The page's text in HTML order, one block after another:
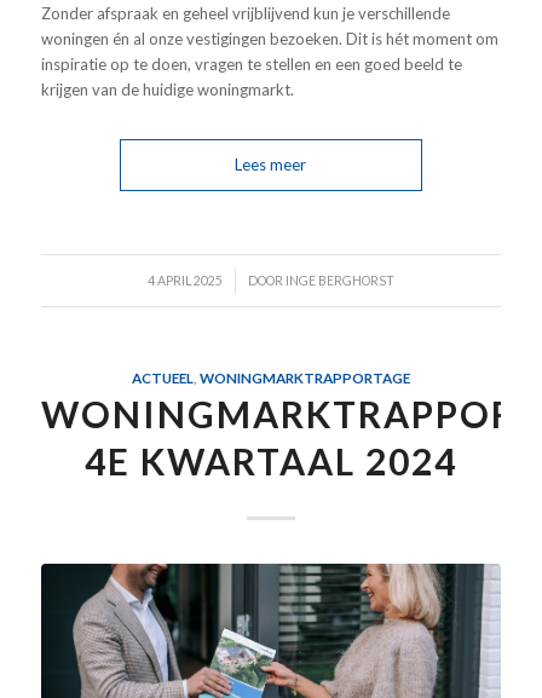
Zonder afspraak en geheel vrijblijvend kun je verschillende
woningen én al onze vestigingen bezoeken. Dit is hét moment om
inspiratie op te doen, vragen te stellen en een goed beeld te
krijgen van de huidige woningmarkt.
Lees meer
4 APRIL 2025
/ DOOR INGE BERGHORST
ACTUEEL, WONINGMARKTRAPPORTAGE
4E KWARTAAL 2024